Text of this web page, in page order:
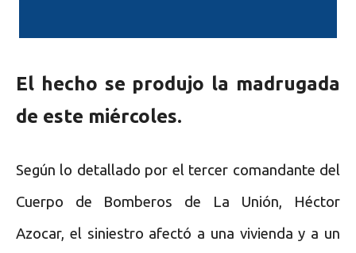
El hecho se produjo la madrugada
de este miércoles.
Según lo detallado por el tercer comandante del
Cuerpo de Bomberos de La Unión, Héctor
Azocar, el siniestro afectó a una vivienda y a un